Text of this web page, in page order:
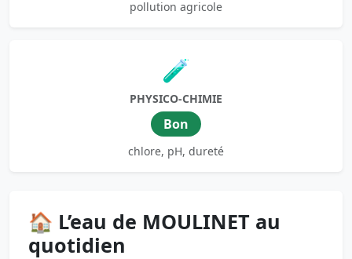
pollution agricole
🧪
PHYSICO-CHIMIE
Bon
chlore, pH, dureté
🏠 L’eau de MOULINET au
quotidien